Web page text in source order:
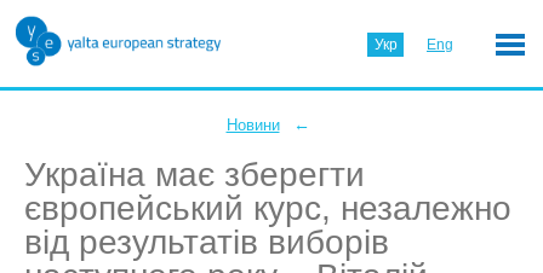
Укр Eng
Новини ←
Україна має зберегти
європейський курс, незалежно
від результатів виборів